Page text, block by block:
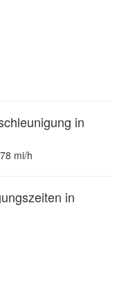
in
mi/h
in